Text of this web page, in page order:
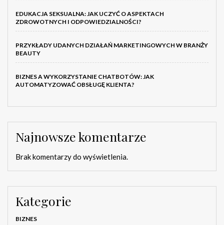
EDUKACJA SEKSUALNA: JAK UCZYĆ O ASPEKTACH
ZDROWOTNYCH I ODPOWIEDZIALNOŚCI?
PRZYKŁADY UDANYCH DZIAŁAŃ MARKETINGOWYCH W BRANŻY
BEAUTY
BIZNES A WYKORZYSTANIE CHATBOTÓW: JAK
AUTOMATYZOWAĆ OBSŁUGĘ KLIENTA?
Najnowsze komentarze
Brak komentarzy do wyświetlenia.
Kategorie
BIZNES